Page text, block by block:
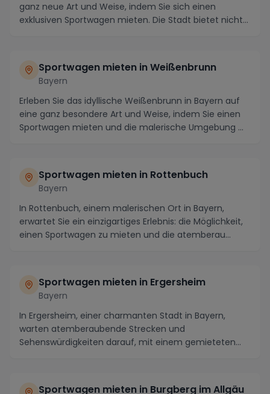
ganz neue Art und Weise, indem Sie sich einen
exklusiven Sportwagen mieten. Die Stadt bietet nicht...
Sportwagen mieten in Weißenbrunn
Bayern
Erleben Sie das idyllische Weißenbrunn in Bayern auf
eine ganz besondere Art und Weise, indem Sie einen
Sportwagen mieten und die malerische Umgebung ...
Sportwagen mieten in Rottenbuch
Bayern
In Rottenbuch, einem malerischen Ort in Bayern,
erwartet Sie ein einzigartiges Erlebnis: die Möglichkeit,
einen Sportwagen zu mieten und die atemberau...
Sportwagen mieten in Ergersheim
Bayern
In Ergersheim, einer charmanten Stadt in Bayern,
warten atemberaubende Strecken und
Sehenswürdigkeiten darauf, mit einem gemieteten
Sportwagen mieten in Burgberg im Allgäu